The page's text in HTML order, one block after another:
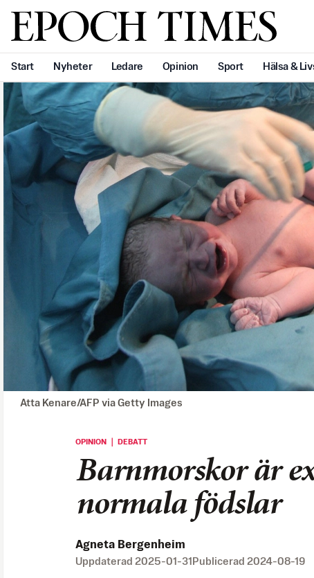
Svenska Epoch Times
Start Nyheter Ledare Opinion Sport Hälsa &
Atta Kenare/AFP via Getty Images
OPINION ｜ DEBATT
Barnmorskor är
normala födslar
Agneta Bergenheim
Uppdaterad 2025-01-31 Publicerad 2024-08-19